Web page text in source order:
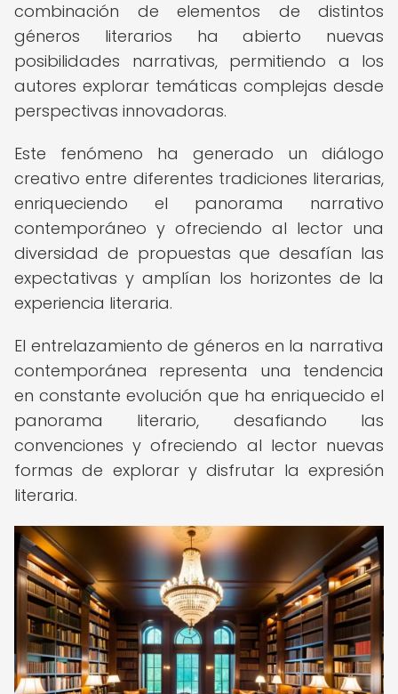
combinación de elementos de distintos
géneros literarios ha abierto nuevas
posibilidades narrativas, permitiendo a los
autores explorar temáticas complejas desde
perspectivas innovadoras.
Este fenómeno ha generado un diálogo
creativo entre diferentes tradiciones literarias,
enriqueciendo el panorama narrativo
contemporáneo y ofreciendo al lector una
diversidad de propuestas que desafían las
expectativas y amplían los horizontes de la
experiencia literaria.
El entrelazamiento de géneros en la narrativa
contemporánea representa una tendencia
en constante evolución que ha enriquecido el
panorama literario, desafiando las
convenciones y ofreciendo al lector nuevas
formas de explorar y disfrutar la expresión
literaria.